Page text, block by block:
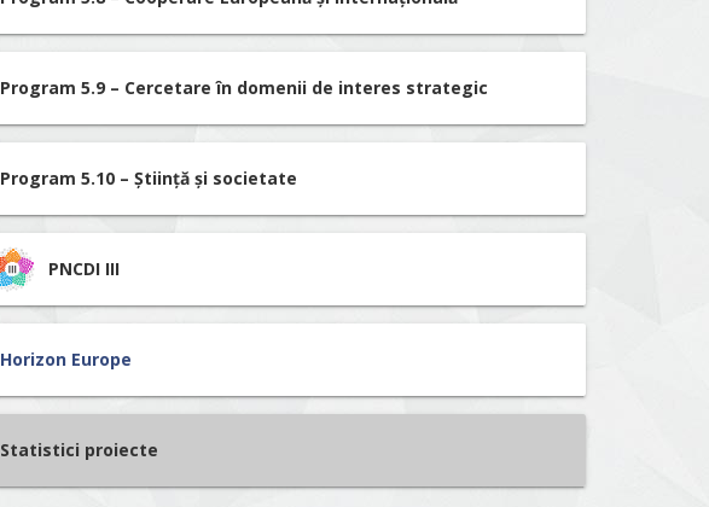
Program 5.9 – Cercetare în domenii de interes strategic
Program 5.10 – Știință și societate
PNCDI III
Horizon Europe
Statistici proiecte